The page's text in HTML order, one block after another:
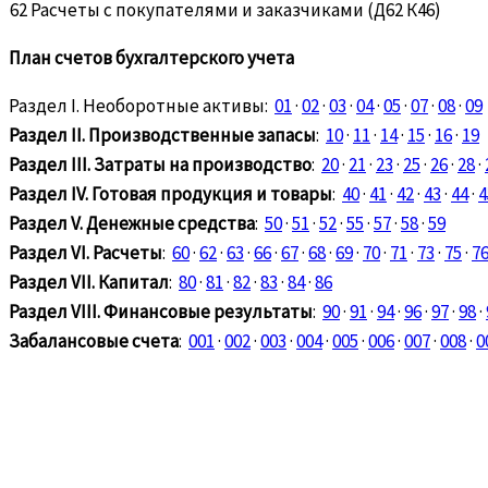
62 Расчеты с покупателями и заказчиками (Д62 К46)
План счетов бухгалтерского учета
Раздел I. Необоротные активы: 01·02·03·04·05·07·08·09
Раздел II. Производственные запасы: 10· 11· 14· 15· 16· 19
Раздел III. Затраты на производство: 20· 21· 23· 25· 26· 28·
Раздел IV. Готовая продукция и товары: 40· 41· 42· 43· 44·
Раздел V. Денежные средства: 50·51·52·55·57·58·59
Раздел VI. Расчеты: 60·62·63·66·67·68·69· 70· 71· 73· 75· 76
Раздел VII. Капитал: 80·81·82·83·84·86
Раздел VIII. Финансовые результаты: 90·91·94·96·97·98·
Забалансовые счета: 001·002·003·004·005·006·007·008·